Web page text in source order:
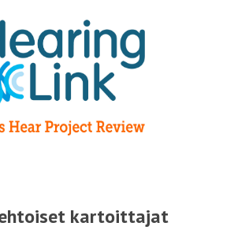
kartoittajat